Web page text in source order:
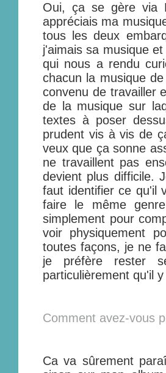
Oui, ça se gère via
appréciais ma
tous les deux
j'aimais sa musique
qui nous a rendu
chacun la musique
convenu de travailler
de la musique sur
textes à poser
prudent vis à vis de
veux que ça sonne
ne travaillent pas
devient plus difficile.
faut identifier ce qu'il
faire le même
simplement pour
voir physiquement
toutes façons, je ne
je préfère rester
particulièrement qu'il
Comment avez-vous
Ca va sûrement